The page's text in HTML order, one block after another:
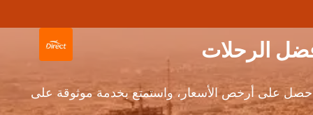
على أرخص الأسعار، واستمتع بخدمة موثوقة على